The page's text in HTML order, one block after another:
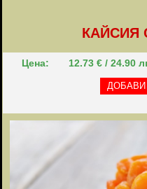
КАЙСИЯ
Цена: 12.73 € / 24.90